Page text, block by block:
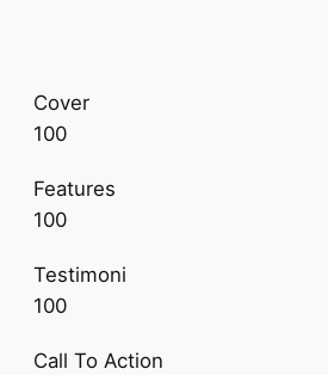
Cover
100
Features
100
Testimoni
100
Call To Action